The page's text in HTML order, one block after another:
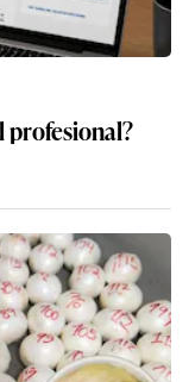
profesional?